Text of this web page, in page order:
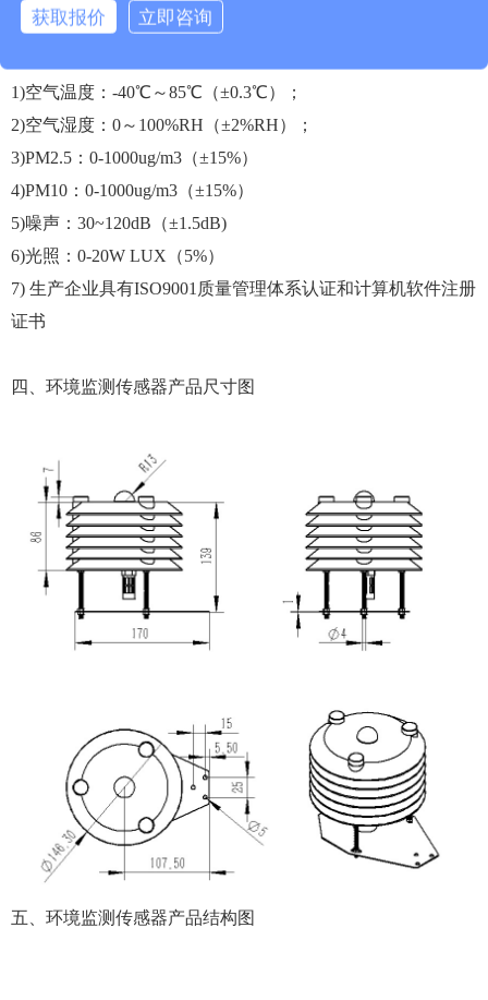
1)空气温度：-40℃～85℃（±0.3℃）；
2)空气湿度：0～100%RH（±2%RH）；
3)PM2.5：0-1000ug/m3（±15%）
4)PM10：0-1000ug/m3（±15%）
5)噪声：30~120dB（±1.5dB)
6)光照：0-20W LUX（5%）
7) 生产企业具有ISO9001质量管理体系认证和计算机软件注册
证书
四、环境监测传感器产品尺寸图
五、环境监测传感器产品结构图
获取报价 立即咨询